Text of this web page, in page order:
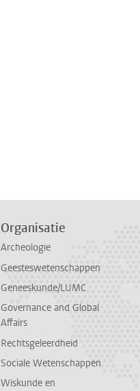
Organisatie
Archeologie
Geesteswetenschappen
Geneeskunde/LUMC
Governance and Global
Affairs
Rechtsgeleerdheid
Sociale Wetenschappen
Wiskunde en